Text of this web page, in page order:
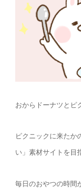
おからドーナツとピ
ピクニックに来たか
い」素材サイトを目
毎日のおやつの時間